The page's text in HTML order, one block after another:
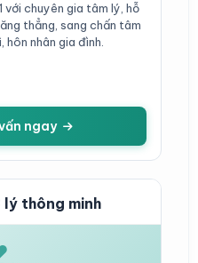
với chuyên gia tâm lý, hỗ
thẳng, sang chấn tâm
nhân gia đình.
ngay
thông minh